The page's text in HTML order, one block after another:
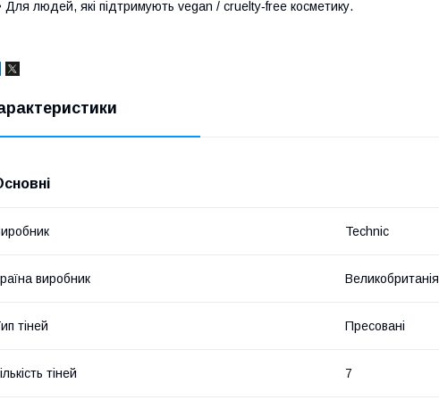
Для людей, які підтримують vegan / cruelty‑free косметику.
Technic
виробник Великобританія
тіней Пресовані
тіней 7